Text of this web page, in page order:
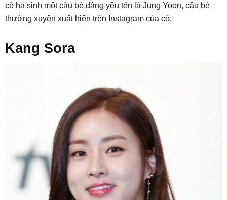
cô hạ sinh một cậu bé đáng yêu tên là Jung Yoon, cậu bé
thường xuyên xuất hiện trên Instagram của cô.
Kang Sora